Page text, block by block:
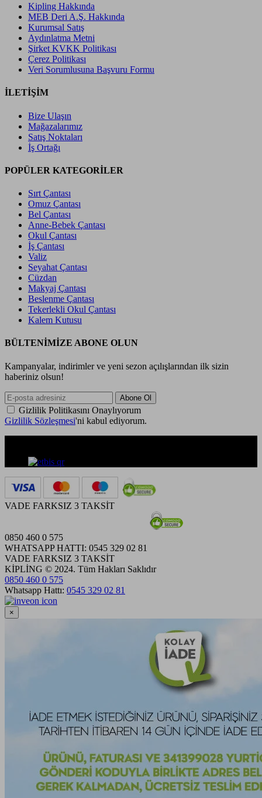
Kipling Hakkında
MEB Deri A.Ş. Hakkında
Kurumsal Satış
Aydınlatma Metni
Şirket KVKK Politikası
Çerez Politikası
Veri Sorumlusuna Başvuru Formu
İLETİŞİM
Bize Ulaşın
Mağazalarımız
Satış Noktaları
İş Ortağı
POPÜLER KATEGORİLER
Sırt Çantası
Omuz Çantası
Bel Çantası
Anne-Bebek Çantası
Okul Çantası
İş Çantası
Valiz
Seyahat Çantası
Cüzdan
Makyaj Çantası
Beslenme Çantası
Tekerlekli Okul Çantası
Kalem Kutusu
BÜLTENİMİZE ABONE OLUN
Kampanyalar, indirimler ve yeni sezon açılışlarından ilk sizin
haberiniz olsun!
Gizlilik Politikasını Onaylıyorum
Gizlilik Sözleşmesi'ni kabul ediyorum.
VADE FARKSIZ 3 TAKSİT
0850 460 0 575
WHATSAPP HATTI: 0545 329 02 81
VADE FARKSIZ 3 TAKSİT
KİPLİNG © 2024. Tüm Hakları Saklıdır
0850 460 0 575
Whatsapp Hattı: 0545 329 02 81
×